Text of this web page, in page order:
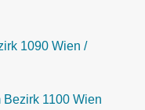
1090 Wien /
1100 Wien